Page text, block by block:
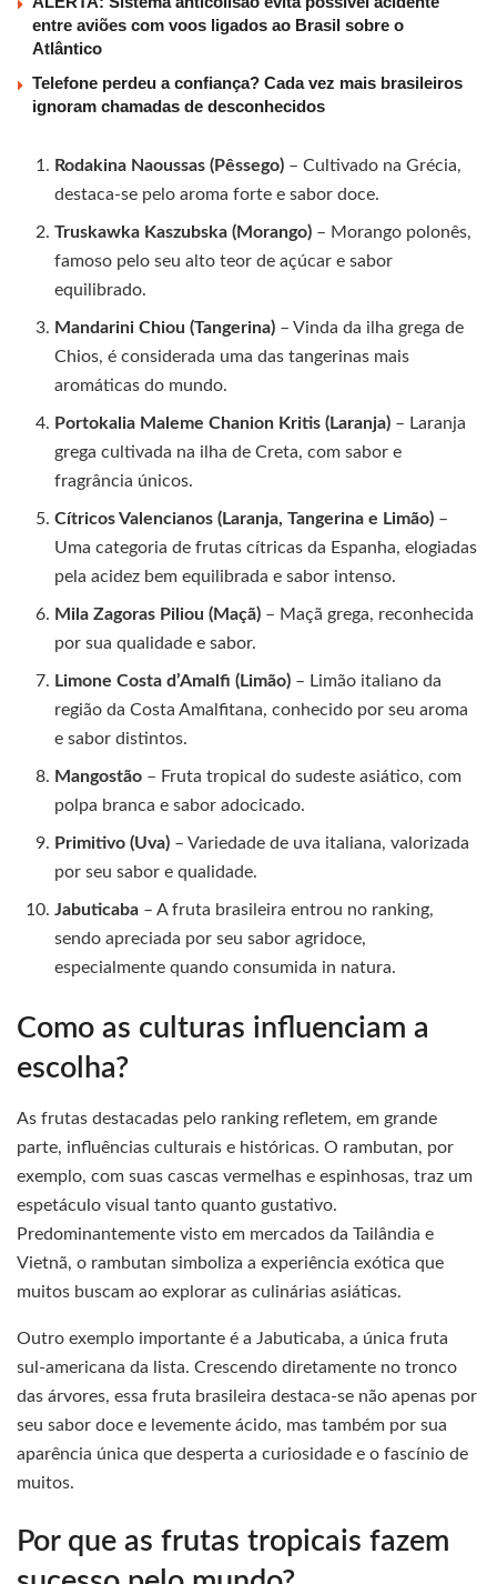
entre aviões com voos ligados ao Brasil sobre o
Atlântico
Telefone perdeu a confiança? Cada vez mais brasileiros
ignoram chamadas de desconhecidos
Rodakina Naoussas (Pêssego) – Cultivado na Grécia,
destaca-se pelo aroma forte e sabor doce.
Truskawka Kaszubska (Morango) – Morango polonês,
famoso pelo seu alto teor de açúcar e sabor
equilibrado.
Mandarini Chiou (Tangerina) – Vinda da ilha grega de
Chios, é considerada uma das tangerinas mais
aromáticas do mundo.
Portokalia Maleme Chanion Kritis (Laranja) – Laranja
grega cultivada na ilha de Creta, com sabor e
fragrância únicos.
Cítricos Valencianos (Laranja, Tangerina e Limão) –
Uma categoria de frutas cítricas da Espanha, elogiadas
pela acidez bem equilibrada e sabor intenso.
Mila Zagoras Piliou (Maçã) – Maçã grega, reconhecida
por sua qualidade e sabor.
Limone Costa d’Amalfi (Limão) – Limão italiano da
região da Costa Amalfitana, conhecido por seu aroma
e sabor distintos.
Mangostão – Fruta tropical do sudeste asiático, com
polpa branca e sabor adocicado.
Primitivo (Uva) – Variedade de uva italiana, valorizada
por seu sabor e qualidade.
Jabuticaba – A fruta brasileira entrou no ranking,
sendo apreciada por seu sabor agridoce,
especialmente quando consumida in natura.
Como as culturas influenciam a
escolha?
As frutas destacadas pelo ranking refletem, em grande
parte, influências culturais e históricas. O rambutan, por
exemplo, com suas cascas vermelhas e espinhosas, traz um
espetáculo visual tanto quanto gustativo.
Predominantemente visto em mercados da Tailândia e
Vietnã, o rambutan simboliza a experiência exótica que
muitos buscam ao explorar as culinárias asiáticas.
Outro exemplo importante é a Jabuticaba, a única fruta
sul-americana da lista. Crescendo diretamente no tronco
das árvores, essa fruta brasileira destaca-se não apenas por
seu sabor doce e levemente ácido, mas também por sua
aparência única que desperta a curiosidade e o fascínio de
muitos.
Por que as frutas tropicais fazem